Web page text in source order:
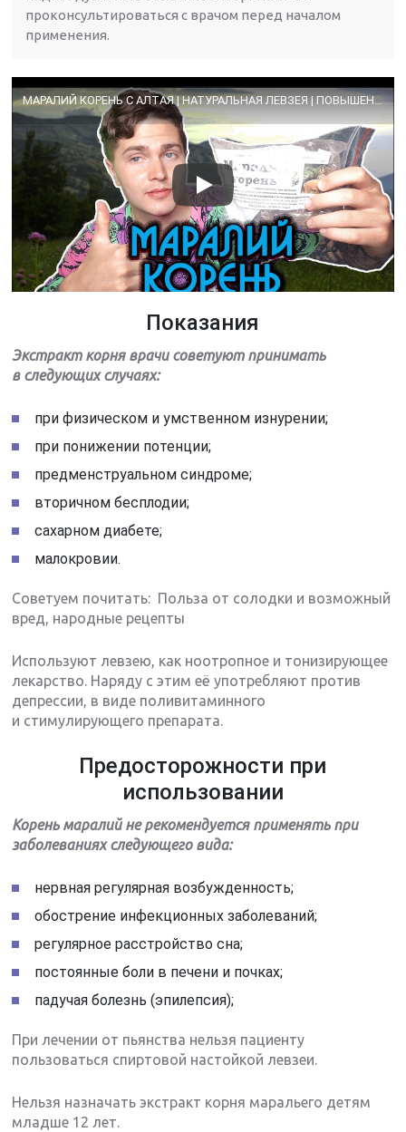
проконсультироваться с врачом перед началом
применения.
МАРАЛИЙ КОРЕНЬ С АЛТАЯ | НАТУРАЛЬНАЯ ЛЕВЗЕЯ | ПОВЫШЕНИЕ ЛИБИДО И МУЖЕСТВЕННОСТИ 🅰
Показания
Экстракт корня врачи советуют принимать
в следующих случаях:
при физическом и умственном изнурении;
при понижении потенции;
предменструальном синдроме;
вторичном бесплодии;
сахарном диабете;
малокровии.
Советуем почитать: Польза от солодки и возможный
вред, народные рецепты
Используют левзею, как ноотропное и тонизирующее
лекарство. Наряду с этим её употребляют против
депрессии, в виде поливитаминного
и стимулирующего препарата.
Предосторожности при
использовании
Корень маралий не рекомендуется применять при
заболеваниях следующего вида:
нервная регулярная возбужденность;
обострение инфекционных заболеваний;
регулярное расстройство сна;
постоянные боли в печени и почках;
падучая болезнь (эпилепсия);
При лечении от пьянства нельзя пациенту
пользоваться спиртовой настойкой левзеи.
Нельзя назначать экстракт корня маральего детям
младше 12 лет.